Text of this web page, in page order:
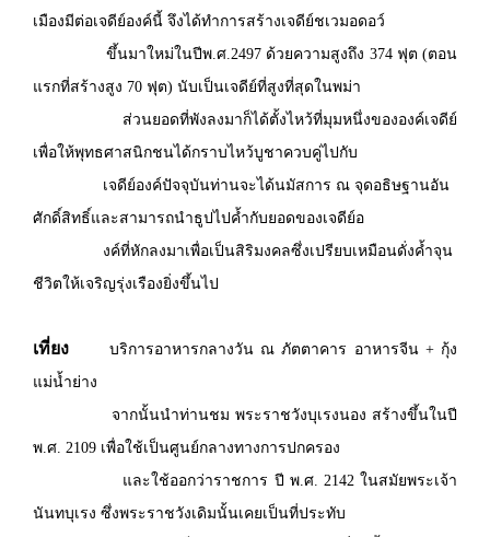
เมืองมีต่อเจดีย์องค์นี้ จึงได้ทำการสร้างเจดีย์ชเวมอดอว์
ขึ้นมาใหม่ในปีพ.ศ.2497 ด้วยความสูงถึง 374 ฟุต (ตอน
แรกที่สร้างสูง 70 ฟุต) นับเป็นเจดีย์ที่สูงที่สุดในพม่า
ส่วนยอดที่พังลงมาก็ได้ตั้งไหว้ที่มุมหนึ่งขององค์เจดีย์
เพื่อให้พุทธศาสนิกชนได้กราบไหว้บูชาควบคู่ไปกับ
เจดีย์องค์ปัจจุบันท่านจะได้นมัสการ ณ จุดอธิษฐานอัน
ศักดิ์สิทธิ์และสามารถนำธูปไปค้ำกับยอดของเจดีย์อ
งค์ที่หักลงมาเพื่อเป็นสิริมงคลซึ่งเปรียบเหมือนดั่งค้ำจุน
ชีวิตให้เจริญรุ่งเรืองยิ่งขึ้นไป
เที่ยง บริการอาหารกลางวัน ณ ภัตตาคาร อาหารจีน + กุ้ง
แม่น้ำย่าง
จากนั้นนำท่านชม พระราชวังบุเรงนอง สร้างขึ้นในปี
พ.ศ. 2109 เพื่อใช้เป็นศูนย์กลางทางการปกครอง
และใช้ออกว่าราชการ ปี พ.ศ. 2142 ในสมัยพระเจ้า
นันทบุเรง ซึ่งพระราชวังเดิมนั้นเคยเป็นที่ประทับ